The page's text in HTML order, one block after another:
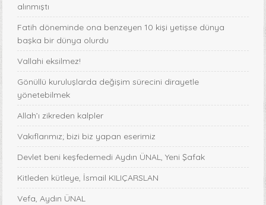
alınmıştı
Fatih döneminde ona benzeyen 10 kişi yetişse dünya
başka bir dünya olurdu
Vallahi eksilmez!
Gönüllü kuruluşlarda değişim sürecini dirayetle
yönetebilmek
Allah’ı zikreden kalpler
Vakıflarımız; bizi biz yapan eserimiz
Devlet beni keşfedemedi Aydın ÜNAL, Yeni Şafak
Kitleden kütleye, İsmail KILIÇARSLAN
Vefa, Aydın ÜNAL